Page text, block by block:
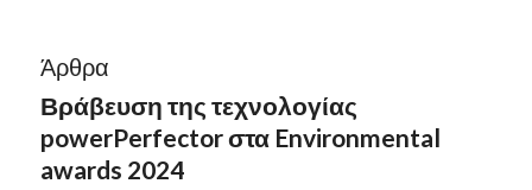
Άρθρα
Βράβευση της τεχνολογίας
powerPerfector στα Environmental
awards 2024